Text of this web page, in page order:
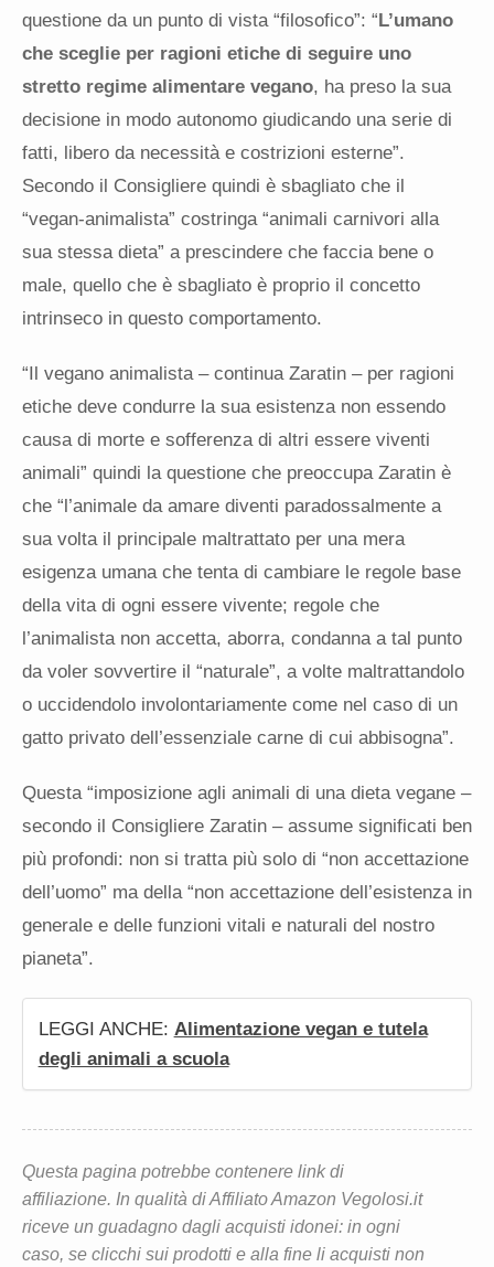
questione da un punto di vista “filosofico”: “ L’umano
che sceglie per ragioni etiche di seguire uno
stretto regime alimentare vegano, ha preso la sua
decisione in modo autonomo giudicando una serie di
fatti, libero da necessità e costrizioni esterne”.
Secondo il Consigliere quindi è sbagliato che il
“vegan-animalista” costringa “animali carnivori alla
sua stessa dieta” a prescindere che faccia bene o
male, quello che è sbagliato è proprio il concetto
intrinseco in questo comportamento.
“Il vegano animalista – continua Zaratin – per ragioni
etiche deve condurre la sua esistenza non essendo
causa di morte e sofferenza di altri essere viventi
animali” quindi la questione che preoccupa Zaratin è
che “l’animale da amare diventi paradossalmente a
sua volta il principale maltrattato per una mera
esigenza umana che tenta di cambiare le regole base
della vita di ogni essere vivente; regole che
l’animalista non accetta, aborra, condanna a tal punto
da voler sovvertire il “naturale”, a volte maltrattandolo
o uccidendolo involontariamente come nel caso di un
gatto privato dell’essenziale carne di cui abbisogna”.
Questa “imposizione agli animali di una dieta vegane –
secondo il Consigliere Zaratin – assume significati ben
più profondi: non si tratta più solo di “non accettazione
dell’uomo” ma della “non accettazione dell’esistenza in
generale e delle funzioni vitali e naturali del nostro
pianeta”.
LEGGI ANCHE: Alimentazione vegan e tutela
degli animali a scuola
Questa pagina potrebbe contenere link di
affiliazione. In qualità di Affiliato Amazon Vegolosi.it
riceve un guadagno dagli acquisti idonei: in ogni
caso, se clicchi sui prodotti e alla fine li acquisti non